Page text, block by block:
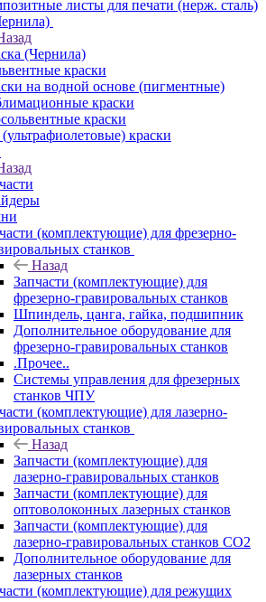
листы для печати (нерж. сталь)
(Чернила)
краски
на водной основе (пигментные)
краски
краски
краски
(комплектующие) для фрезерно-
станков
Назад
Запчасти (комплектующие) для
фрезерно-гравировальных станков
Шпиндель, цанга, гайка, подшипник
Дополнительное оборудование для
фрезерно-гравировальных станков
.Прочее..
Системы управления для фрезерных
станков ЧПУ
(комплектующие) для лазерно-
станков
Назад
Запчасти (комплектующие) для
лазерно-гравировальных станков
Запчасти (комплектующие) для
оптоволоконных лазерных станков
Запчасти (комплектующие) для
лазерно-гравировальных станков CO2
Дополнительное оборудование для
лазерных станков
(комплектующие) для режущих